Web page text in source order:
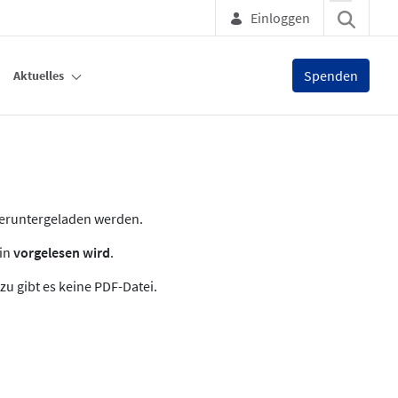
Einloggen
Aktuelles Spenden
werden.
vorgelesen wird.
gibt es keine PDF-Datei.